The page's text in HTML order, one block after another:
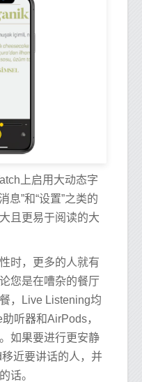
上启用大动态字
息”和“设置”之类的
且更易于阅读的大
时，更多的人就有
您是在嘈杂的餐厅
，Live Listening均
听器和AirPods，
如果要进行更安静
近要讲话的人，并
话。